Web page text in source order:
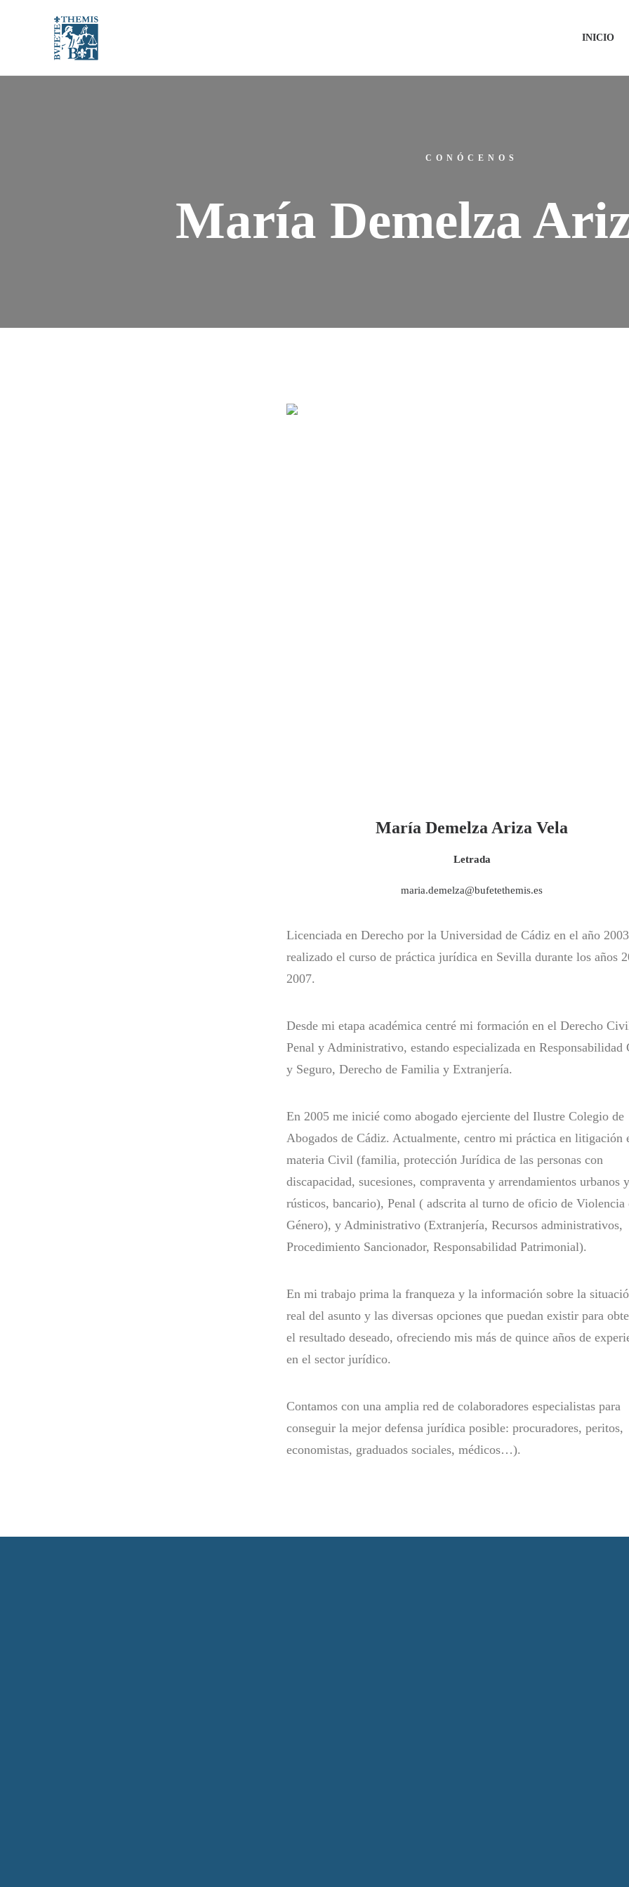
INICIO
CONÓCENOS
María Demelza
María Demelza Ariza Vela
Letrada
maria.demelza@bufetethemis.es
Licenciada en Derecho por la Universidad de Cádiz en el año
realizado el curso de práctica jurídica en Sevilla durante los años
2007.
Desde mi etapa académica centré mi formación en el Derecho
Penal y Administrativo, estando especializada en
y Seguro, Derecho de Familia y Extranjería.
En 2005 me inicié como abogado ejerciente del Ilustre Colegio de
Abogados de Cádiz. Actualmente, centro mi práctica en litigación
materia Civil (familia, protección Jurídica de las personas con
discapacidad, sucesiones, compraventa y arrendamientos urbanos y
rústicos, bancario), Penal ( adscrita al turno de oficio de Violencia
Género), y Administrativo (Extranjería, Recursos administrativos,
Procedimiento Sancionador, Responsabilidad Patrimonial).
En mi trabajo prima la franqueza y la información sobre la
real del asunto y las diversas opciones que puedan existir para
el resultado deseado, ofreciendo mis más de quince años de
en el sector jurídico.
Contamos con una amplia red de colaboradores especialistas para
conseguir la mejor defensa jurídica posible: procuradores, peritos,
economistas, graduados sociales, médicos…).